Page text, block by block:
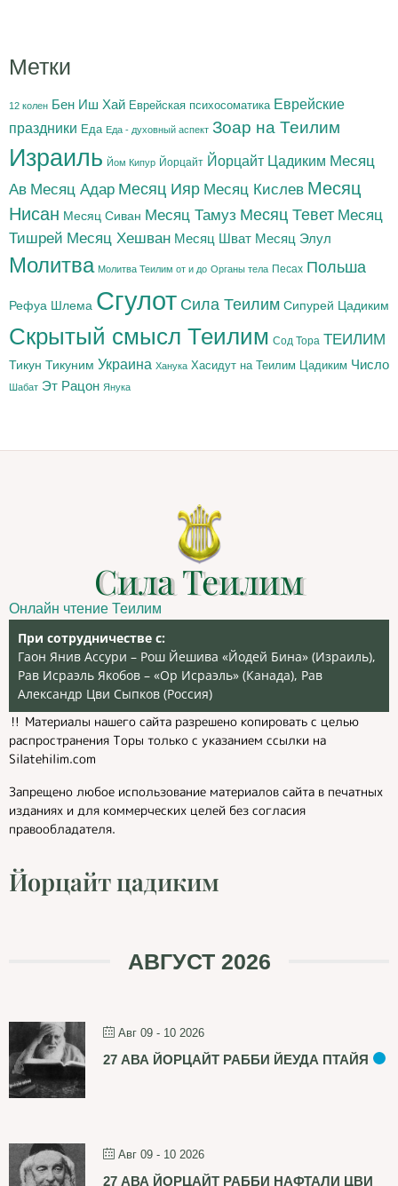
Метки
12 колен Бен Иш Хай Еврейская психосоматика Еврейские
праздники Еда Еда - духовный аспект Зоар на Теилим
Израиль Йом Кипур Йорцайт Йорцайт Цадиким Месяц
Ав Месяц Адар Месяц Ияр Месяц Кислев Месяц
Нисан Месяц Сиван Месяц Тамуз Месяц Тевет Месяц
Тишрей Месяц Хешван Месяц Шват Месяц Элул
Молитва Молитва Теилим от и до Органы тела Песах Польша
Рефуа Шлема Сгулот Сила Теилим Сипурей Цадиким
Скрытый смысл Теилим Сод Тора ТЕИЛИМ
Тикун Тикуним Украина Ханука Хасидут на Теилим Цадиким Число
Шабат Эт Рацон Янука
Сила Теилим
Онлайн чтение Теилим
При сотрудничестве с:
Гаон Янив Ассури – Рош Йешива «Йодей Бина» (Израиль),
Рав Исраэль Якобов – «Ор Исраэль» (Канада), Рав
Александр Цви Сыпков (Россия)
‼️ Материалы нашего сайта разрешено копировать с целью
распространения Торы только с указанием ссылки на
Silatehilim.com
Запрещено любое использование материалов сайта в печатных
изданиях и для коммерческих целей без согласия
правообладателя.
Йорцайт цадиким
АВГУСТ 2026
Авг 09 - 10 2026
27 АВА ЙОРЦАЙТ РАББИ ЙЕУДА ПТАЙЯ
Авг 09 - 10 2026
27 АВА ЙОРЦАЙТ РАББИ НАФТАЛИ ЦВИ